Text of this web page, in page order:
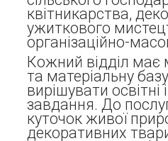
квітникарства,
ужиткового
організаційно-
Кожний відділ має
та матеріальну
вирішувати освітні
завдання. До послуг
куточок живої
декоративних